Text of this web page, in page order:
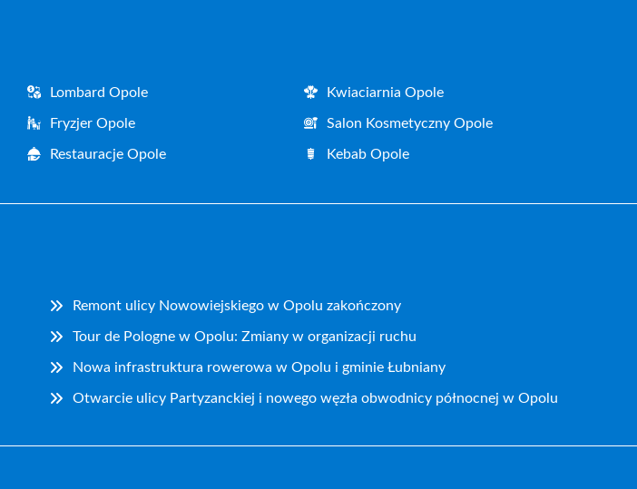
Lombard Opole Kwiaciarnia Opole
Fryzjer Opole Salon Kosmetyczny Opole
Restauracje Opole Kebab Opole
Remont ulicy Nowowiejskiego w Opolu zakończony
Tour de Pologne w Opolu: Zmiany w organizacji ruchu
Nowa infrastruktura rowerowa w Opolu i gminie Łubniany
Otwarcie ulicy Partyzanckiej i nowego węzła obwodnicy północnej w Opolu